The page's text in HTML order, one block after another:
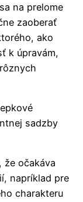
na prelome
zaoberať
ako
k úpravám,
sadzby
že očakáva
napríklad pre
charakteru